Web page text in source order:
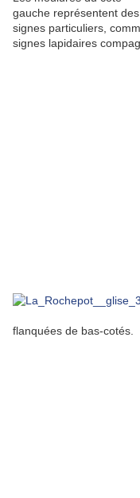
gauche représentent des
signes particuliers,
signes lapidaires
flanquées de bas-cotés.